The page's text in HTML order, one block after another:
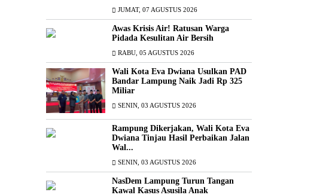
JUMAT, 07 AGUSTUS 2026
Awas Krisis Air! Ratusan Warga
Pidada Kesulitan Air Bersih
RABU, 05 AGUSTUS 2026
Wali Kota Eva Dwiana Usulkan PAD
Bandar Lampung Naik Jadi Rp 325
Miliar
SENIN, 03 AGUSTUS 2026
Rampung Dikerjakan, Wali Kota Eva
Dwiana Tinjau Hasil Perbaikan Jalan
Wal...
SENIN, 03 AGUSTUS 2026
NasDem Lampung Turun Tangan
Kawal Kasus Asusila Anak